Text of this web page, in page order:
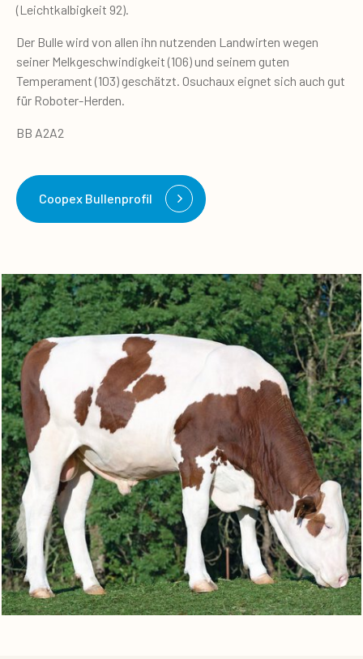
(Leichtkalbigkeit 92).
Der Bulle wird von allen ihn nutzenden Landwirten wegen
seiner Melkgeschwindigkeit (106) und seinem guten
Temperament (103) geschätzt. Osuchaux eignet sich auch gut
für Roboter-Herden.
BB A2A2
Coopex Bullenprofil